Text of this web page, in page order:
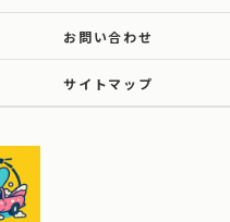
お問い合わせ
サイトマップ